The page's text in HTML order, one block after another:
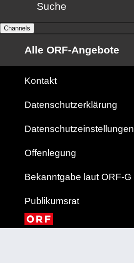
Suche
Channels
Alle ORF-Angebote
Kontakt
Datenschutzerklärung
Datenschutzeinstellungen
Offenlegung
Bekanntgabe laut ORF-G
Publikumsrat